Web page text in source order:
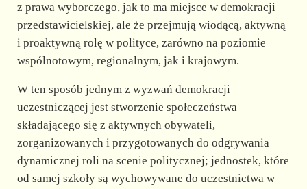
z prawa wyborczego, jak to ma miejsce w demokracji
przedstawicielskiej, ale że przejmują wiodącą, aktywną
i proaktywną rolę w polityce, zarówno na poziomie
wspólnotowym, regionalnym, jak i krajowym.
W ten sposób jednym z wyzwań demokracji
uczestniczącej jest stworzenie społeczeństwa
składającego się z aktywnych obywateli,
zorganizowanych i przygotowanych do odgrywania
dynamicznej roli na scenie politycznej; jednostek, które
od samej szkoły są wychowywane do uczestnictwa w